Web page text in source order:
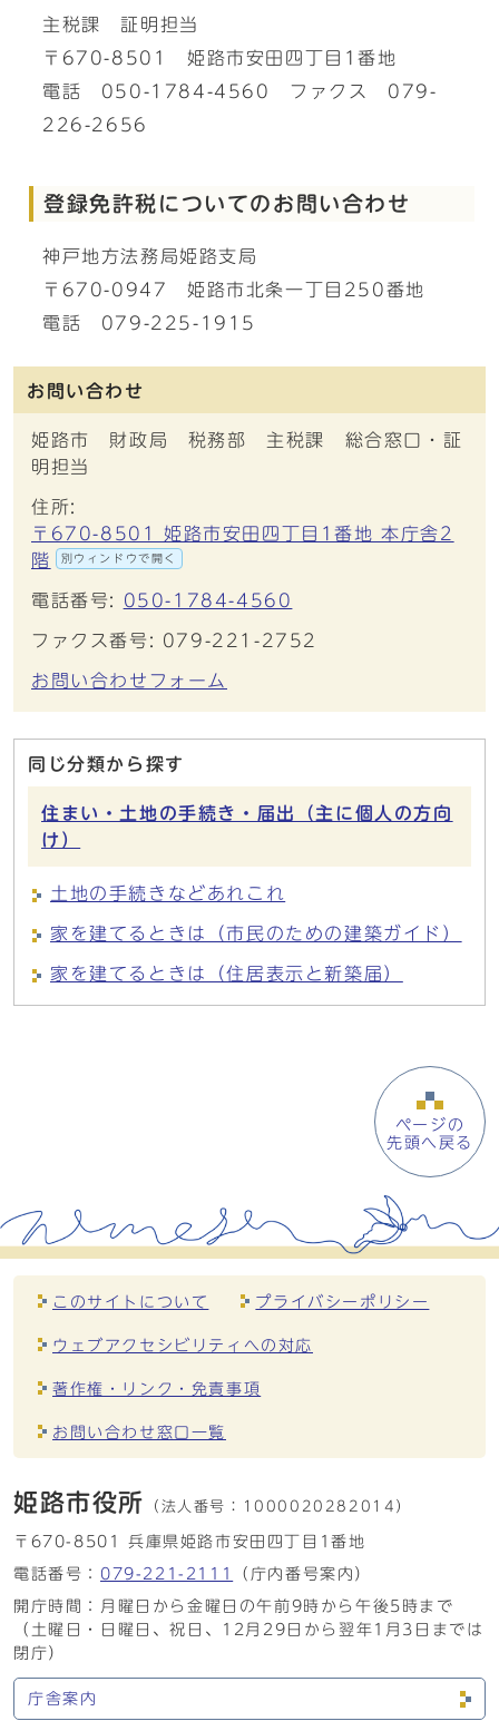
主税課 証明担当
〒670-8501 姫路市安田四丁目1番地
電話 050-1784-4560 ファクス 079-
226-2656
登録免許税についてのお問い合わせ
神戸地方法務局姫路支局
〒670-0947 姫路市北条一丁目250番地
電話 079-225-1915
お問い合わせ
姫路市 財政局 税務部 主税課 総合窓口・証
明担当
住所:
〒670-8501 姫路市安田四丁目1番地 本庁舎2
階
別ウィンドウで開く
電話番号: 050-1784-4560
ファクス番号: 079-221-2752
お問い合わせフォーム
同じ分類から探す
住まい・土地の手続き・届出（主に個人の方向
け）
土地の手続きなどあれこれ
家を建てるときは（市民のための建築ガイド）
家を建てるときは（住居表示と新築届）
ページの
先頭へ戻る
このサイトについて プライバシーポリシー
ウェブアクセシビリティへの対応
著作権・リンク・免責事項
お問い合わせ窓口一覧
姫路市役所 （法人番号： 1000020282014）
〒670-8501 兵庫県姫路市安田四丁目1番地
電話番号： 079-221-2111
（庁内番号案内）
開庁時間：月曜日から金曜日の午前9時から午後5時まで
（土曜日・日曜日、祝日、12月29日から翌年1月3日までは
閉庁）
庁舎案内